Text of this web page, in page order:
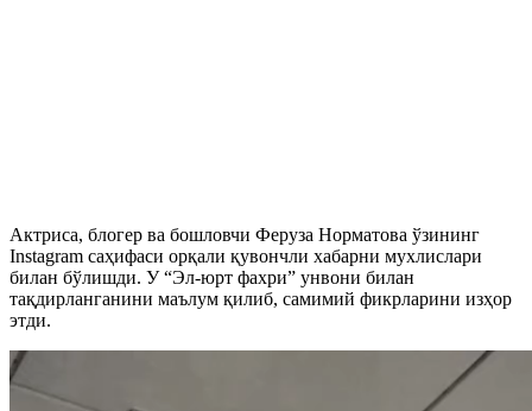
Актриса, блогер ва бошловчи Феруза Норматова ўзининг
Instagram саҳифаси орқали қувончли хабарни мухлислари
билан бўлишди. У “Эл-юрт фахри” унвони билан
тақдирланганини маълум қилиб, самимий фикрларини изҳор
этди.